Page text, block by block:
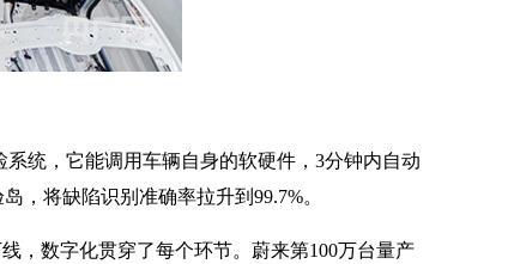
统，它能调用车辆自身的软硬件，3分钟内自动
，将缺陷识别准确率拉升到99.7%。
，数字化贯穿了每个环节。蔚来第100万台量产